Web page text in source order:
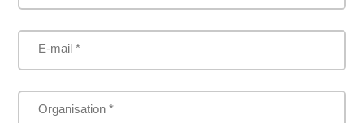
E-mail *
Organisation *